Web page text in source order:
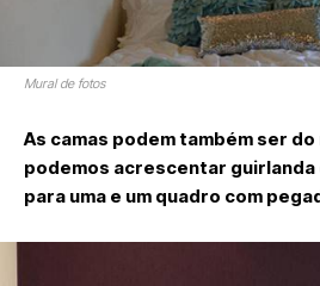
Mural de fotos
As camas podem também ser
podemos acrescentar
para uma e um quadro com